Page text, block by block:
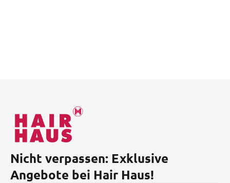
Nicht verpassen: Exklusive
Angebote bei Hair Haus!